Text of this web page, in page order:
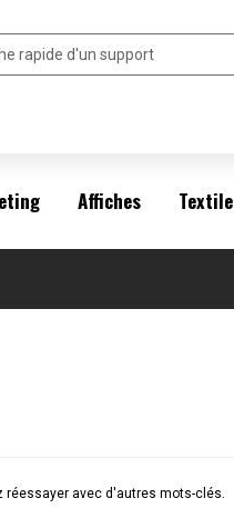
Affiches Textile
réessayer avec d'autres mots-clés.